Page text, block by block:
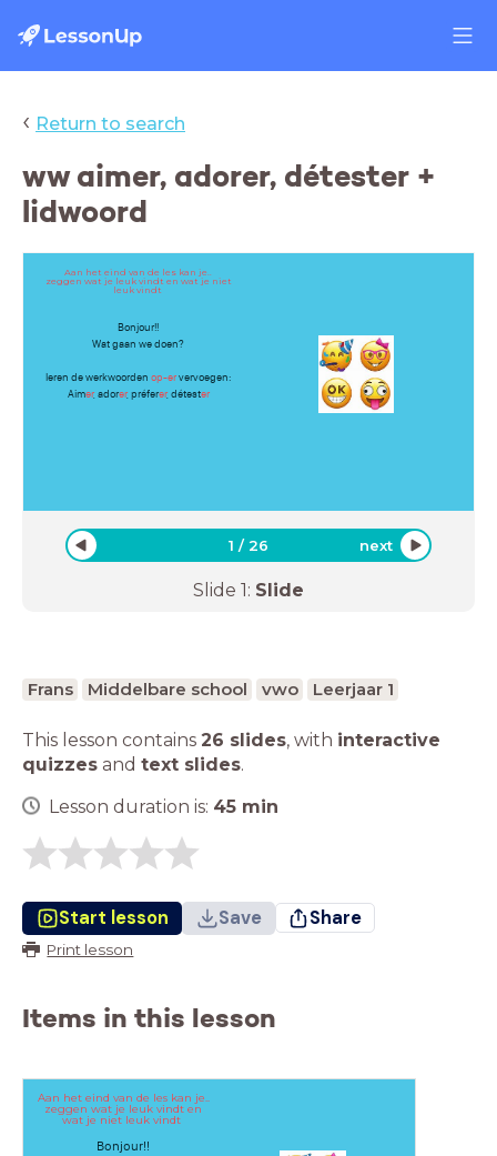
‹ Return to search
ww aimer, adorer, détester +
lidwoord
Aan het eind van de les kan je..
zeggen wat je leuk vindt en wat je niet
leuk vindt
Bonjour!!
Wat gaan we doen?
leren de werkwoordenop-ervervoegen:
Aimer, adorer, préferer, détester
1 /26 next
Slide 1: Slide
Frans Middelbare school vwo Leerjaar 1
This lesson contains 26 slides, with interactive
quizzes and text slides.
Lesson duration is: 45 min
Start lesson Save Share
Print lesson
Items in this lesson
Aan het eind van de les kan je..
zeggen wat je leuk vindt en
wat je niet leuk vindt
Bonjour!!